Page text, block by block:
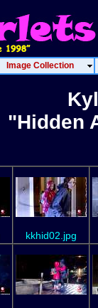
Image Collection
"Hidden
kkhid02.jpg